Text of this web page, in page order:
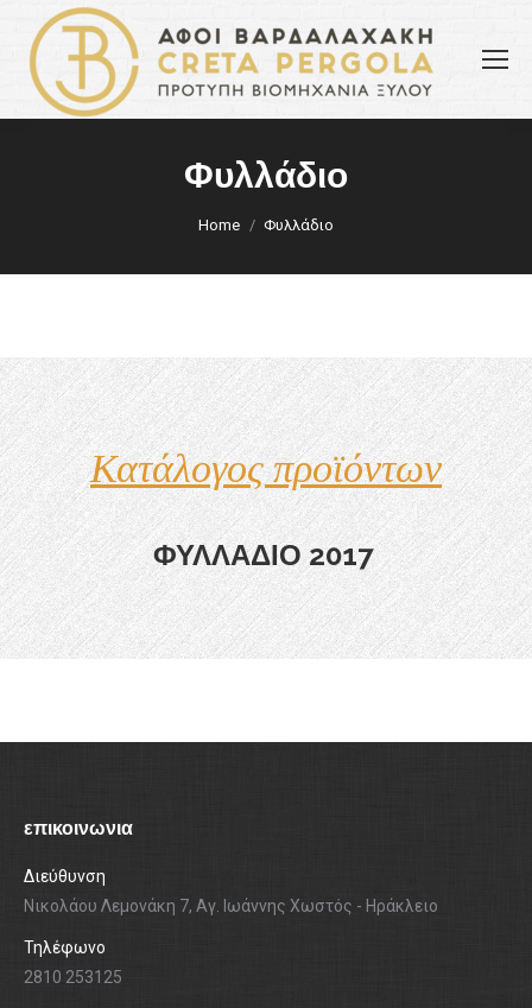
Φυλλάδιο
Home Φυλλάδιο
Κατάλογος προϊόντων
ΦΥΛΛΑΔΙΟ 2017
επικοινωνια
Διεύθυνση
Νικολάου Λεμονάκη 7, Αγ. Ιωάννης Χωστός - Ηράκλειο
Τηλέφωνο
2810 253125